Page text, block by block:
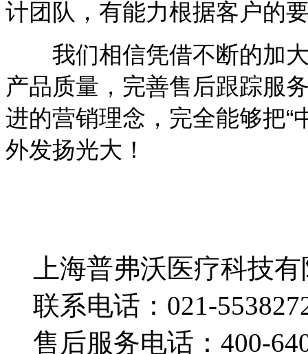
计团队，有能力根据客户的
我们相信凭借不断的加大
产品质量，完善售后跟踪服
进的营销理念，完全能够把“
外发扬光大！
上海普弗沃医疗科技
联系电话：021-
售后服务电话：400-